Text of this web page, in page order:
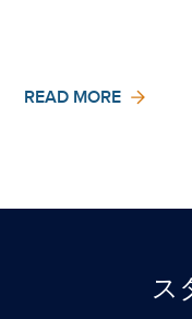
READ MORE
ス